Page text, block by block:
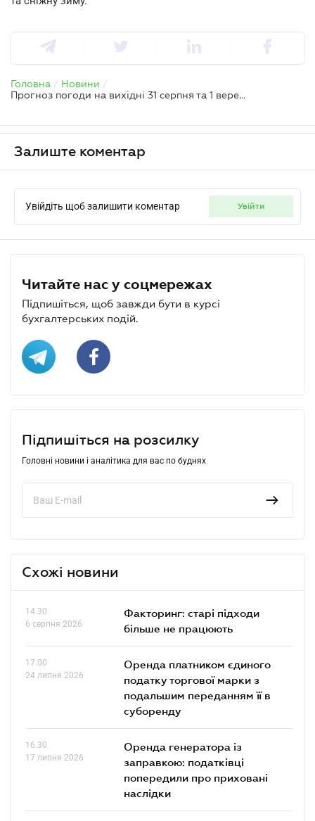
Головна / Новини /
Прогноз погоди на вихідні 31 серпня та 1 вересня: календарна зміна сезонів мине непомітно
Залиште коментар
Увійдіть щоб залишити коментар увійти
Читайте нас у соцмережах
Підпишіться, щоб завжди бути в курсі
бухгалтерських подій.
Підпишіться на розсилку
Головні новини і аналітика для вас по буднях
Схожі новини
14.30
6 серпня 2026
Факторинг: старі підходи
більше не працюють
17.00
24 липня 2026
Оренда платником єдиного
податку торгової марки з
подальшим переданням її в
суборенду
16.30
17 липня 2026
Оренда генератора із
заправкою: податківці
попередили про приховані
наслідки